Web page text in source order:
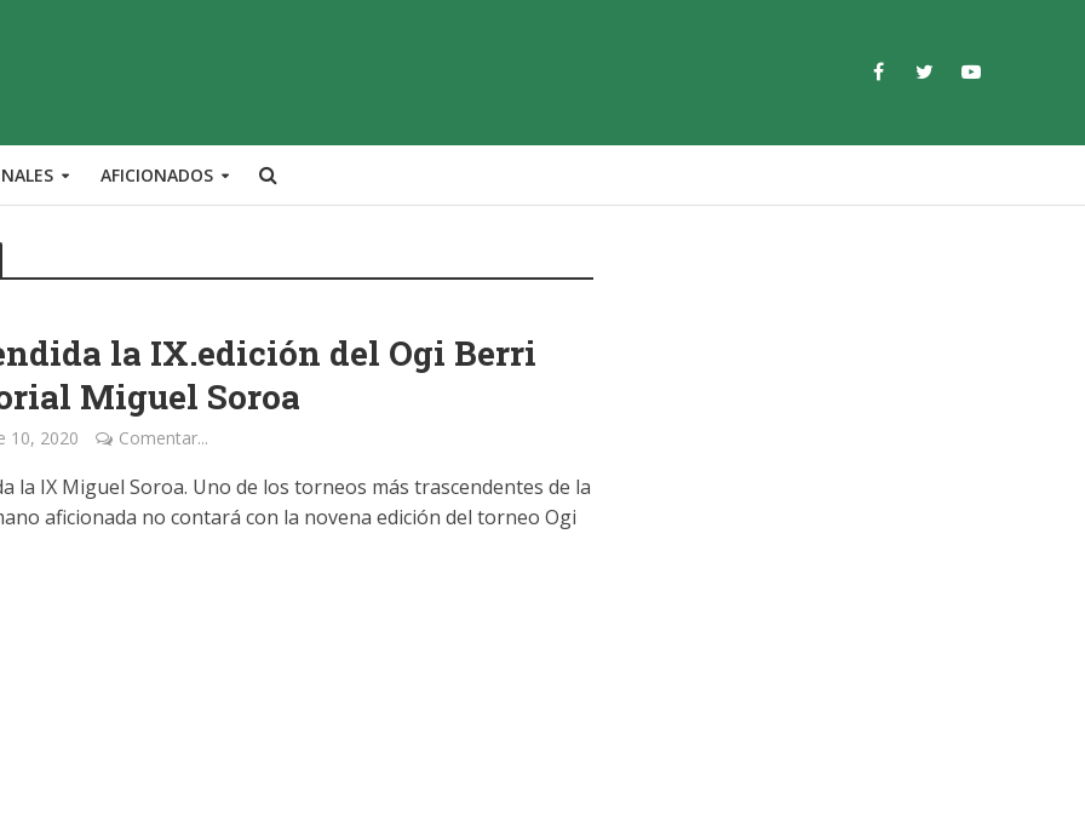
AFICIONADOS
la IX.edición del Ogi Berri
Miguel Soroa
10, 2020 Comentar...
la IX Miguel Soroa. Uno de los torneos más trascendentes de la
aficionada no contará con la novena edición del torneo Ogi